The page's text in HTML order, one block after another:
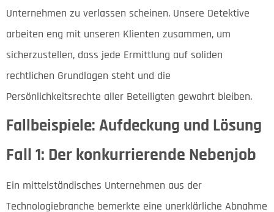
Unternehmen zu verlassen scheinen. Unsere Detektive
arbeiten eng mit unseren Klienten zusammen, um
sicherzustellen, dass jede Ermittlung auf soliden
rechtlichen Grundlagen steht und die
Persönlichkeitsrechte aller Beteiligten gewahrt bleiben.
Fallbeispiele: Aufdeckung und Lösung
Fall 1: Der konkurrierende Nebenjob
Ein mittelständisches Unternehmen aus der
Technologiebranche bemerkte eine unerklärliche Abnahme